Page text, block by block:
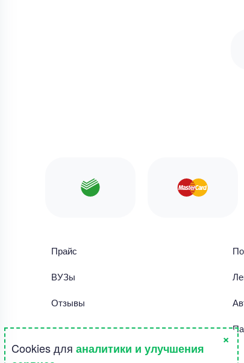
Прайс
ВУЗы
Отзывы
Библиотека работ
Правила использования сайта
Cookies для аналитики и улучшения
×